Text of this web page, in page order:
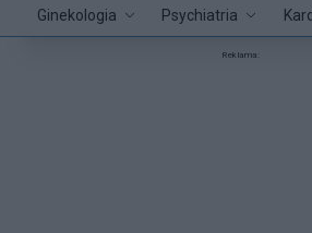
Ginekologia Psychiatria
Reklama: